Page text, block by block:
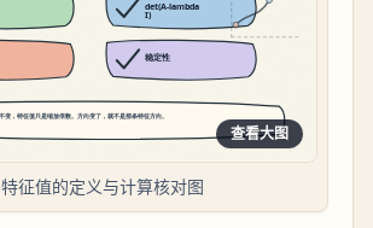
查看大图
特征值的定义与计算核对图